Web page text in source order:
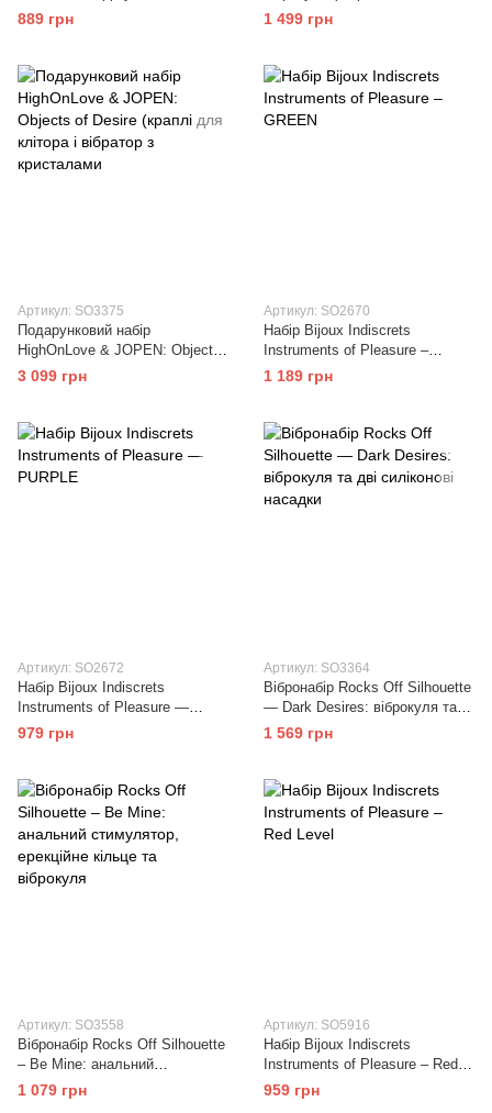
Red Label, 4 аксесуари для
задоволення
889 грн
перезаряджувана), полунична
змазка на водній основі
1 499 грн
Артикул: SO3375
Подарунковий набір
HighOnLove & JOPEN: Objects
of Desire (краплі для клітора і
вібратор з кристалами
3 099 грн
Артикул: SO2670
Набір Bijoux Indiscrets
Instruments of Pleasure –
GREEN
1 189 грн
Артикул: SO2672
Набір Bijoux Indiscrets
Instruments of Pleasure —
PURPLE
979 грн
Артикул: SO3364
Вібронабір Rocks Off Silhouette
— Dark Desires: віброкуля та
дві силіконові насадки
1 569 грн
Артикул: SO3558
Вібронабір Rocks Off Silhouette
– Be Mine: анальний
стимулятор, ерекційне кільце
та віброкуля
1 079 грн
Артикул: SO5916
Набір Bijoux Indiscrets
Instruments of Pleasure – Red
Level
959 грн